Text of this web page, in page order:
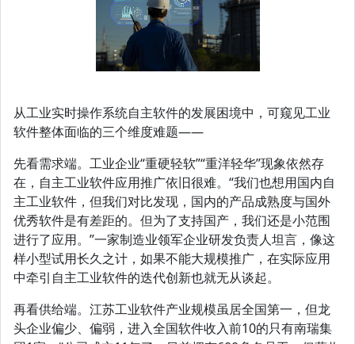
从工业实时操作系统自主软件的发展困境中，可窥见工业
软件整体面临的三个维度难题——
先看需求端。工业企业“重硬轻软”“重洋轻华”现象依然存
在，自主工业软件应用推广依旧很难。“我们也想用国内自
主工业软件，但我们对比发现，国内的产品成熟度与国外
优秀软件是有差距的。但为了支持国产，我们还是小范围
进行了应用。”一家制造业领军企业研发负责人坦言，像这
样小型试用长久之计，如果不能大规模推广，在实际应用
中牵引自主工业软件的迭代创新也就无从谈起。
再看供给端。江苏工业软件产业规模虽居全国第一，但龙
头企业偏少、偏弱，进入全国软件收入前10的只有南瑞集